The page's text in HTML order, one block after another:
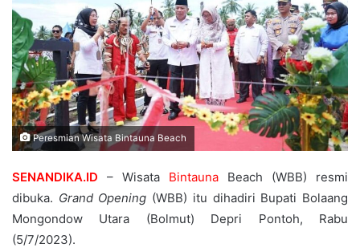
Peresmian Wisata Bintauna Beach
SENANDIKA.ID – Wisata Bintauna Beach (WBB) resmi
dibuka. Grand Opening (WBB) itu dihadiri Bupati Bolaang
Mongondow Utara (Bolmut) Depri Pontoh, Rabu
(5/7/2023).